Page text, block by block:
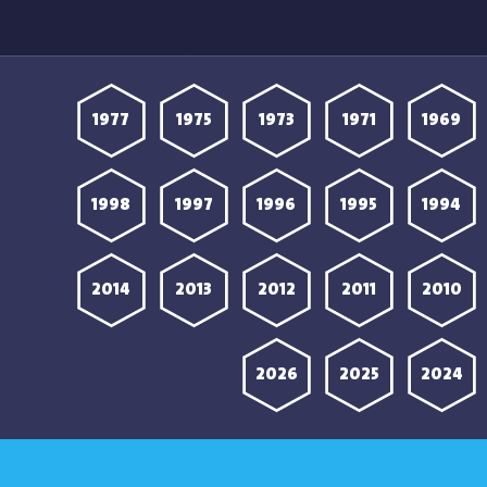
1969
1971
1973
1975
1977
1994
1995
1996
1997
1998
2010
2011
2012
2013
2014
2024
2025
2026